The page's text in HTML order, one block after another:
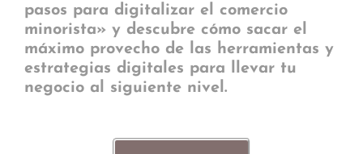
pasos para digitalizar el comercio
minorista» y descubre cómo sacar el
máximo provecho de las herramientas y
estrategias digitales para llevar tu
negocio al siguiente nivel.